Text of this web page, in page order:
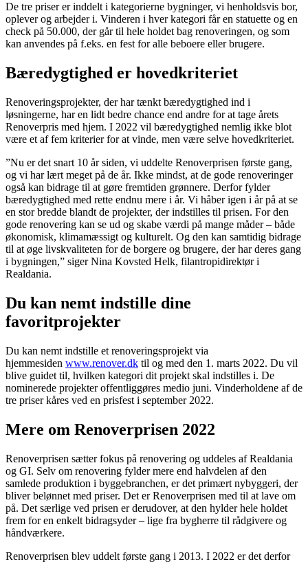
De tre priser er inddelt i kategorierne bygninger, vi henholdsvis bor,
oplever og arbejder i. Vinderen i hver kategori får en statuette og en
check på 50.000, der går til hele holdet bag renoveringen, og som
kan anvendes på f.eks. en fest for alle beboere eller brugere.
Bæredygtighed er hovedkriteriet
Renoveringsprojekter, der har tænkt bæredygtighed ind i
løsningerne, har en lidt bedre chance end andre for at tage årets
Renoverpris med hjem. I 2022 vil bæredygtighed nemlig ikke blot
være et af fem kriterier for at vinde, men være selve hovedkriteriet.
”Nu er det snart 10 år siden, vi uddelte Renoverprisen første gang,
og vi har lært meget på de år. Ikke mindst, at de gode renoveringer
også kan bidrage til at gøre fremtiden grønnere. Derfor fylder
bæredygtighed med rette endnu mere i år. Vi håber igen i år på at se
en stor bredde blandt de projekter, der indstilles til prisen. For den
gode renovering kan se ud og skabe værdi på mange måder – både
økonomisk, klimamæssigt og kulturelt. Og den kan samtidig bidrage
til at øge livskvaliteten for de borgere og brugere, der har deres gang
i bygningen,” siger Nina Kovsted Helk, filantropidirektør i
Realdania.
Du kan nemt indstille dine
favoritprojekter
Du kan nemt indstille et renoveringsprojekt via
hjemmesiden www.renover.dk til og med den 1. marts 2022. Du vil
blive guidet til, hvilken kategori dit projekt skal indstilles i. De
nominerede projekter offentliggøres medio juni. Vinderholdene af de
tre priser kåres ved en prisfest i september 2022.
Mere om Renoverprisen 2022
Renoverprisen sætter fokus på renovering og uddeles af Realdania
og GI. Selv om renovering fylder mere end halvdelen af den
samlede produktion i byggebranchen, er det primært nybyggeri, der
bliver belønnet med priser. Det er Renoverprisen med til at lave om
på. Det særlige ved prisen er derudover, at den hylder hele holdet
frem for en enkelt bidragsyder – lige fra bygherre til rådgivere og
håndværkere.
Renoverprisen blev uddelt første gang i 2013. I 2022 er det derfor